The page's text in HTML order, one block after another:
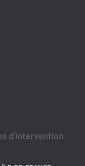
d’intervention